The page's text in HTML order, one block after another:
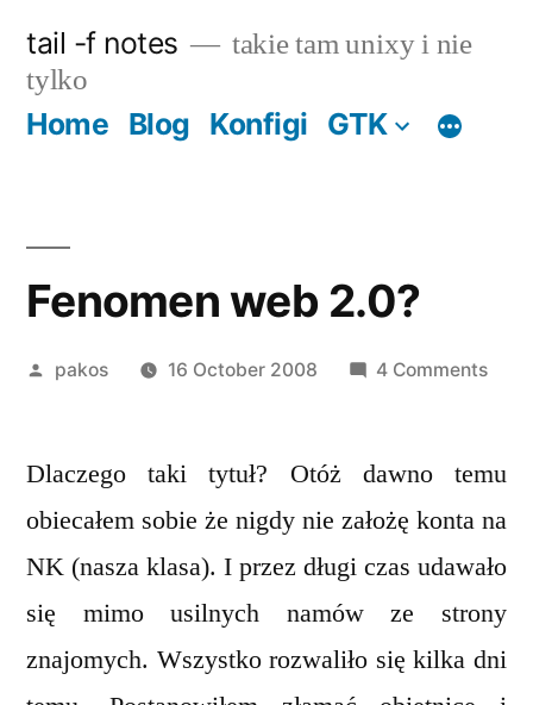
content
tail -f notes
takie tam unixy i nie
tylko
Home Blog Konfigi GTK
Fenomen web 2.0?
Posted
pakos 16 October 2008 4 Commentson
2.0?
Dlaczego taki tytuł? Otóż dawno temu
obiecałem sobie że nigdy nie założę konta na
NK (nasza klasa). I przez długi czas udawało
się mimo usilnych namów ze strony
znajomych. Wszystko rozwaliło się kilka dni